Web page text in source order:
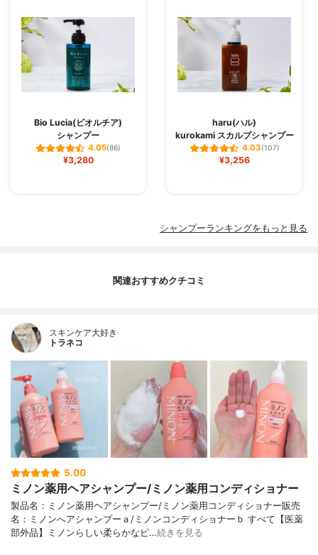
Bio Lucia(ビオルチア)
シャンプー
4.05(86)
¥3,280
haru(ハル)
kurokami スカルプシャンプー
4.03(107)
¥3,256
シャンプーランキングをもっと見る
関連おすすめクチコミ
スキンケア大好き
トラネコ
5.00
ミノン薬用ヘアシャンプー/ミノン薬用コンディショナー
製品名：ミノン薬用ヘアシャンプー/ミノン薬用コンディショナー販売
名：ミノンへアシャンプーａ/ミノンコンディショナーｂ すべて【医薬
部外品】ミノンらしい柔らかなピ…続きを見る